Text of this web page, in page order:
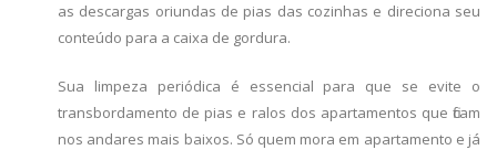
as descargas oriundas de pias das cozinhas e direciona seu
conteúdo para a caixa de gordura.
Sua limpeza periódica é essencial para que se evite o
transbordamento de pias e ralos dos apartamentos que ficam
nos andares mais baixos. Só quem mora em apartamento e já